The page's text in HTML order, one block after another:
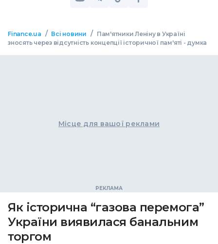
Finance.ua / Всі новини /
Пам'ятники Леніну в Україні
зносять через відсутність концепції історичної пам'яті - думка
Місце для вашої реклами
Як історична “газова перемога”
України виявилася банальним
торгом